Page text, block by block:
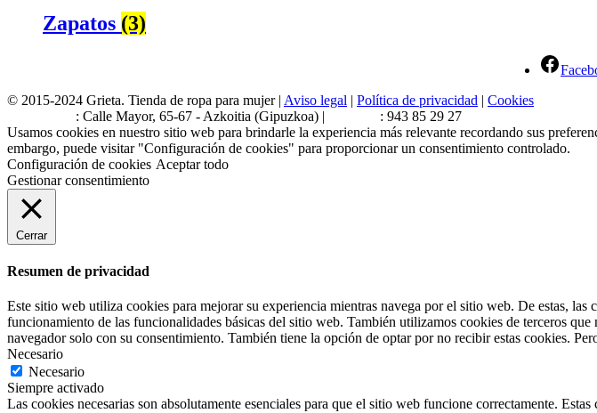
Zapatos (3)
© 2015-2024 Grieta. Tienda de ropa para mujer | Aviso legal | Política de privacidad | Cookies
: Calle Mayor, 65-67 - Azkoitia (Gipuzkoa) |
: 943 85 29 27
Usamos cookies en nuestro sitio web para brindarle la experiencia más relevante recordando sus
embargo, puede visitar "Configuración de cookies" para proporcionar un consentimiento controlado.
Configuración de cookies Aceptar todo
Gestionar consentimiento
Cerrar
Resumen de privacidad
Este sitio web utiliza cookies para mejorar su experiencia mientras navega por el sitio web. De estas, las
funcionamiento de las funcionalidades básicas del sitio web. También utilizamos cookies de terceros
navegador solo con su consentimiento. También tiene la opción de optar por no recibir estas cookies.
Necesario
Necesario
Siempre activado
Las cookies necesarias son absolutamente esenciales para que el sitio web funcione correctamente.